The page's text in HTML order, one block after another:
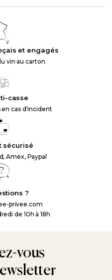
et engagés
vin au carton
casse
en cas d'incident
sécurisé
Amex, Paypal
?
privee.com
de 10h à 18h
vous